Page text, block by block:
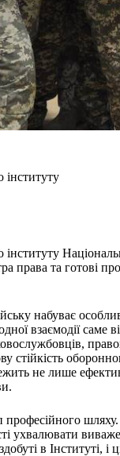
права та готові
набуває
взаємодії саме
стійкість
не лише
ухвалювати
в Інституті, і